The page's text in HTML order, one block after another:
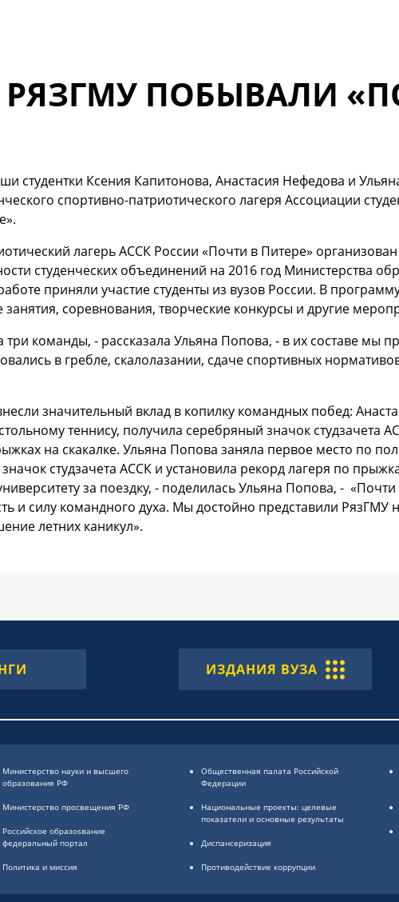
РЯЗГМУ ПОБЫВАЛИ
студентки Ксения Капитонова, Анастасия Нефедова и
спортивно-патриотического лагеря Ассоциации
лагерь АССК России «Почти в Питере»
студенческих объединений на 2016 год Министерства
приняли участие студенты из вузов России. В
соревнования, творческие конкурсы и другие
три команды, - рассказала Ульяна Попова, - в их составе мы
в гребле, скалолазании, сдаче спортивных
значительный вклад в копилку командных побед:
теннису, получила серебряный значок студзачета
на скакалке. Ульяна Попова заняла первое место по
студзачета АССК и установила рекорд лагеря по
за поездку, - поделилась Ульяна Попова, -
и силу командного духа. Мы достойно представили РязГМУ
летних каникул».
ИЗДАНИЯ ВУЗА
Министерство науки и высшего
образования РФ
Министерство просвещения РФ
Российское образоsвание
федеральный портал
Политика и миссия
Общественная палата Российской
Федерации
Национальные проекты: целевые
показатели и основные результаты
Диспансеризация
Противодействие коррупции